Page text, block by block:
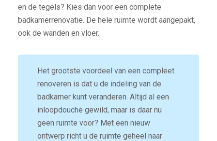
en de tegels? Kies dan voor een complete
badkamerrenovatie. De hele ruimte wordt aangepakt,
ook de wanden en vloer.
Het grootste voordeel van een compleet
renoveren is dat u de indeling van de
badkamer kunt veranderen. Altijd al een
inloopdouche gewild, maar is daar nu
geen ruimte voor? Met een nieuw
ontwerp richt u de ruimte geheel naar